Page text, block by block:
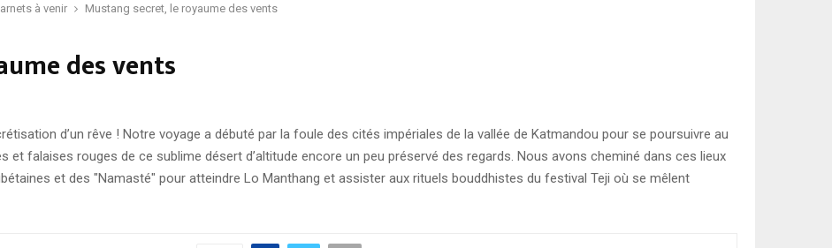
à venir Mustang secret, le royaume des vents
des vents
d’un rêve ! Notre voyage a débuté par la foule des cités impériales de la vallée de Katmandou pour se poursuivre au
et falaises rouges de ce sublime désert d’altitude encore un peu préservé des regards. Nous avons cheminé dans ces lieux
et des "Namasté" pour atteindre Lo Manthang et assister aux rituels bouddhistes du festival Teji où se mêlent